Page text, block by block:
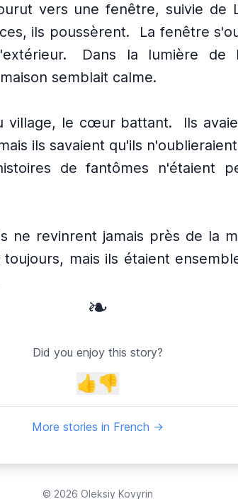
vers une fenêtre, suivie de
ils poussèrent.
La fenêtre
Dans la lumière de
semblait calme.
village, le cœur battant.
Ils
ils savaient qu'ils
de fantômes n'étaient
ne revinrent jamais près de la
mais ils étaient
❧
Did you enjoy this story?
👍👎
More stories in French →
© 2026 Oleksiy Kovyrin